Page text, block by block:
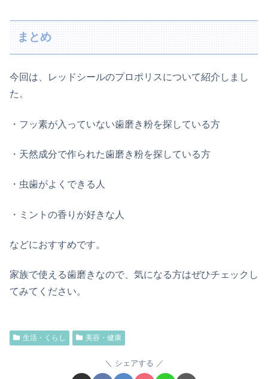
まとめ
今回は、レッドシールのプロポリスについて紹介しまし
た。
・フッ素が入っていない歯磨き粉を探している方
・天然成分で作られた歯磨き粉を探している方
・虫歯がよくできる人
・ミントの香りが好きな人
などにおすすめです。
家族で使える歯磨きなので、気になる方はぜひチェックし
てみてください。
生活・くらし 美容・健康
シェアする